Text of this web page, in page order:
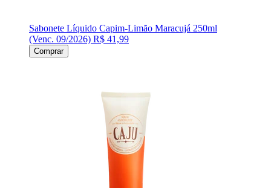
Sabonete Líquido Capim-Limão Maracujá 250ml
(Venc. 09/2026) R$ 41,99
Comprar